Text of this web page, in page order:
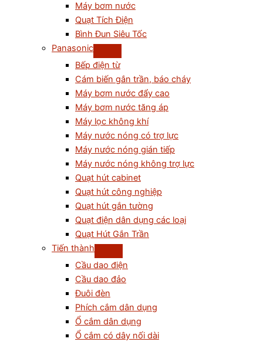
Máy bơm nước
Quạt Tích Điện
Bình Đun Siêu Tốc
Panasonic
Bếp điện từ
Cám biến gắn trần, báo cháy
Máy bơm nước đẩy cao
Máy bơm nước tăng áp
Máy lọc không khí
Máy nước nóng có trợ lực
Máy nước nóng gián tiếp
Máy nước nóng không trợ lực
Quạt hút cabinet
Quạt hút công nghiệp
Quạt hút gắn tường
Quạt điện dân dụng các loại
Quạt Hút Gắn Trần
Tiến thành
Cầu dao điện
Cầu dao đảo
Đuôi đèn
Phích cắm dân dụng
Ổ cắm dân dụng
Ổ cắm có dây nối dài